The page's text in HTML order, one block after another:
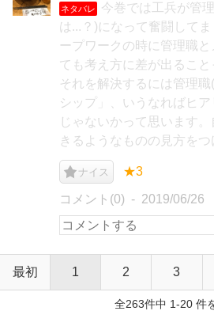
ネタバレ
今巻では工兵が管
は...？)になって奮闘して
ープワークの時に管理職
ても考え方に差が出ること
それを解決するには管理
シップ」、いうなればヒア
じゃないかって思います
きるようなものの見方をつ
ナイス ★3
コメント(0) 2019/06/26
最初 1 2 3
全263件中 1-20 件